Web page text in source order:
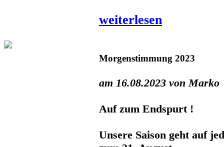
weiterlesen
Morgenstimmung 2023
am 16.08.2023 von Marko
Auf zum Endspurt !
Unsere Saison geht auf